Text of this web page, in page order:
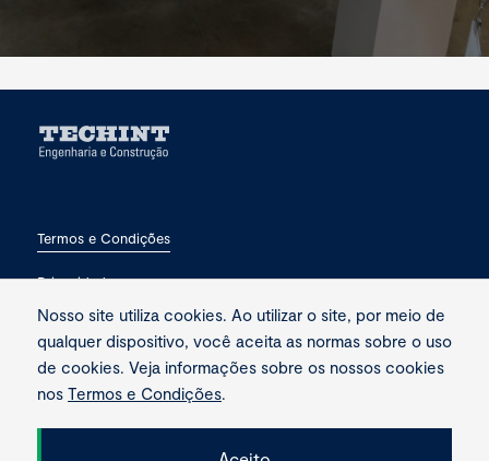
Termos e Condições
Privacidade
Fale conosco
Nosso site utiliza cookies. Ao utilizar o site, por meio de
qualquer dispositivo, você aceita as normas sobre o uso
de cookies. Veja informações sobre os nossos cookies
nos Termos e Condições.